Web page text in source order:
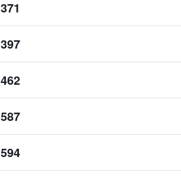
371 ﷼
397 ﷼
462 ﷼
587 ﷼
594 ﷼